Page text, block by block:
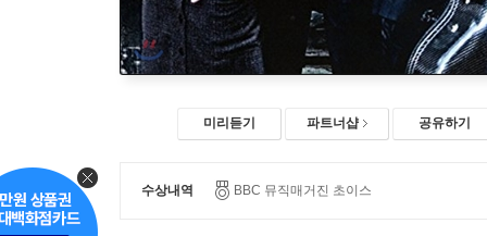
미리듣기 파트너샵 공유하기
수상내역 BBC 뮤직매거진 초이스